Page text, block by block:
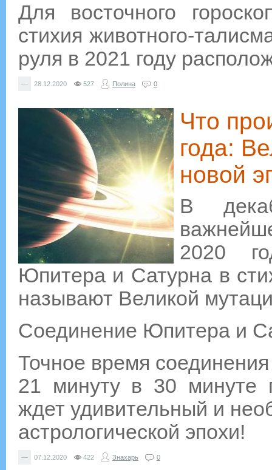
Для восточного
стихия животного-
руля в 2021 году
— 28.12.2020 527 Полина 0
Что
года:
новой
В
2020
Юпитера и Сатурна в
называют Великой
Соединение Юпитера и
Точное время
21 минуту в 30 минуте
ждет удивительный и
астрологической эпохи!
— 07.12.2020 422 Знахарь 0